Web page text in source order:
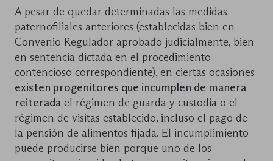
A pesar de quedar determinadas las medidas
paternofiliales anteriores (establecidas bien en
Convenio Regulador aprobado judicialmente, bien
en sentencia dictada en el procedimiento
contencioso correspondiente), en ciertas ocasiones
existen progenitores que incumplen de manera
reiterada el régimen de guarda y custodia o el
régimen de visitas establecido, incluso el pago de
la pensión de alimentos fijada. El incumplimiento
puede producirse bien porque uno de los